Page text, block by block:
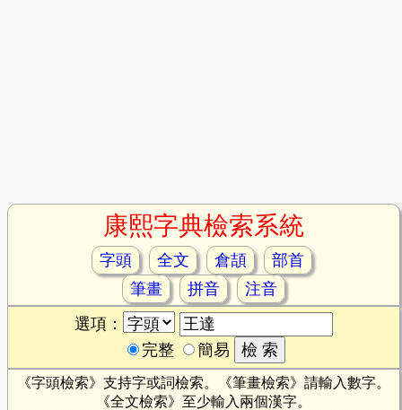
康熙字典檢索系統
字頭 全文 倉頡
部首
筆畫
拼音
注音
選項：
完整
簡易
《字頭檢索》支持字或詞檢索。《筆畫檢索》請輸入數字。
《全文檢索》至少輸入兩個漢字。